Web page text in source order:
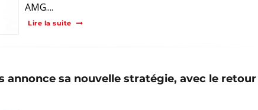
AMG....
Lire la suite
annonce sa nouvelle stratégie, avec le retour